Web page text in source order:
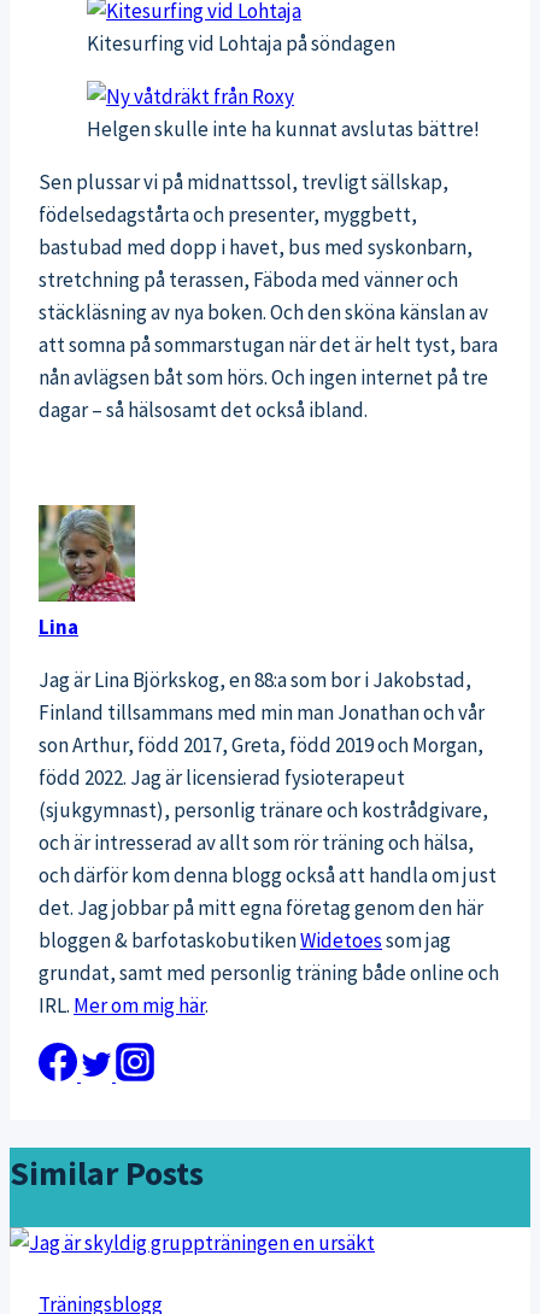
Kitesurfing vid Lohtaja på söndagen
Helgen skulle inte ha kunnat avslutas bättre!
Sen plussar vi på midnattssol, trevligt sällskap,
födelsedagstårta och presenter, myggbett,
bastubad med dopp i havet, bus med syskonbarn,
stretchning på terassen, Fäboda med vänner och
stäckläsning av nya boken. Och den sköna känslan av
att somna på sommarstugan när det är helt tyst, bara
nån avlägsen båt som hörs. Och ingen internet på tre
dagar – så hälsosamt det också ibland.
Lina
Jag är Lina Björkskog, en 88:a som bor i Jakobstad,
Finland tillsammans med min man Jonathan och vår
son Arthur, född 2017, Greta, född 2019 och Morgan,
född 2022. Jag är licensierad fysioterapeut
(sjukgymnast), personlig tränare och kostrådgivare,
och är intresserad av allt som rör träning och hälsa,
och därför kom denna blogg också att handla om just
det. Jag jobbar på mitt egna företag genom den här
bloggen & barfotaskobutikenWidetoessom jag
grundat, samt med personlig träning både online och
IRL. Mer om mig här.
Similar Posts
Träningsblogg